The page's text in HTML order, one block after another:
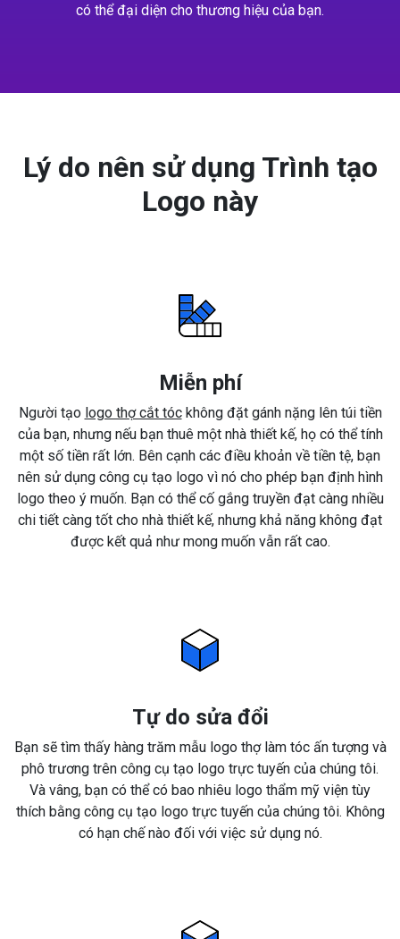
có thể đại diện cho thương hiệu của bạn.
Lý do nên sử dụng Trình tạo
Logo này
Miễn phí
Người tạo logo thợ cắt tóckhông đặt gánh nặng lên túi tiền
của bạn, nhưng nếu bạn thuê một nhà thiết kế, họ có thể tính
một số tiền rất lớn. Bên cạnh các điều khoản về tiền tệ, bạn
nên sử dụng công cụ tạo logo vì nó cho phép bạn định hình
logo theo ý muốn. Bạn có thể cố gắng truyền đạt càng nhiều
chi tiết càng tốt cho nhà thiết kế, nhưng khả năng không đạt
được kết quả như mong muốn vẫn rất cao.
Tự do sửa đổi
Bạn sẽ tìm thấy hàng trăm mẫu logo thợ làm tóc ấn tượng và
phô trương trên công cụ tạo logo trực tuyến của chúng tôi.
Và vâng, bạn có thể có bao nhiêu logo thẩm mỹ viện tùy
thích bằng công cụ tạo logo trực tuyến của chúng tôi. Không
có hạn chế nào đối với việc sử dụng nó.